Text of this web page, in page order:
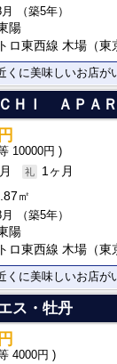
（築5年）
陽
ロ東西線 木場（東
くに美味しいお店が
ＨＩ ＡＰＡ
10000円
1ヶ月
㎡
（築5年）
陽
ロ東西線 木場（東
くに美味しいお店が
ス・牡丹
4000円